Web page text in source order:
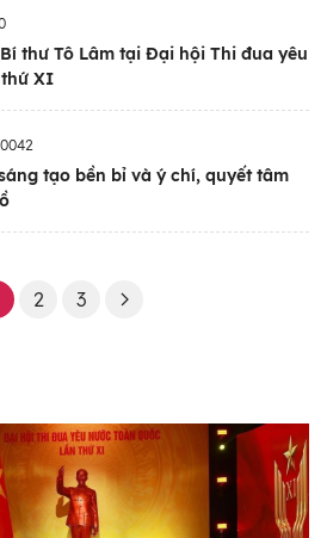
thư Tô Lâm tại Đại hội Thi đua yêu
XI
tạo bền bỉ và ý chí, quyết tâm
2 3